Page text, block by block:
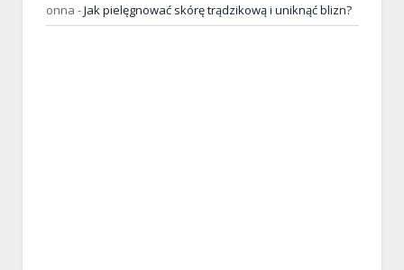
onna -Jak pielęgnować skórę trądzikową i uniknąć blizn?